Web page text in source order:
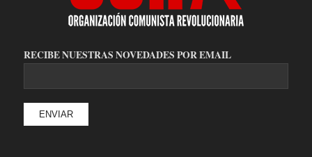
RECIBE NUESTRAS NOVEDADES POR EMAIL